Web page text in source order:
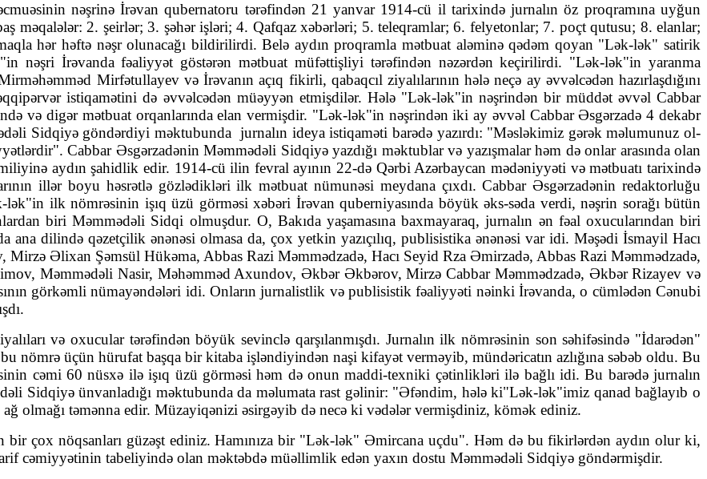
nəşrinə İrəvan quber­na­toru tərəfindən 21 yanvar 1914-cü il tarixində jurnalın öz proqramına uyğun
məqalələr: 2. şeirlər; 3. şəhər işləri; 4. Qafqaz xəbər­ləri; 5. teleqramlar; 6. felyetonlar; 7. poçt qutusu; 8. elanlar;
hər həftə nəşr olunacağı bildirilirdi. Belə aydın proqramla mətbuat aləminə qədəm qoyan "Lək-lək" satirik
nəşri İrəvanda fəaliyyət göstərən mətbuat müfəttişliyi tərəfindən nəzərdən keçirilirdi. "Lək-lək"in yaranma
Mirfətulla­yev və İrəvanın açıq fikirli, qabaqcıl ziyalılarının hələ neçə ay əvvəlcədən hazırlaşdığını
istiqamətini də əvvəlcədən müəyyən etmişdilər. Hələ "Lək-lək"in nəşrindən bir müd­dət əvvəl Cabbar
və digər mət­buat orqanlarında elan vermişdir. "Lək-lək"in nəşrindən iki ay əvvəl Cabbar Əsgərzadə 4 dekabr
Sidqiyə gön­dər­diyi məktubunda jurnalın ideya istiqaməti barədə yazırdı: "Məsləkimiz gərək məlu­mu­­nuz ol­
Cabbar Əs­gər­zadə­nin Məmmədəli Sidqiyə yaz­dığı mək­tub­lar və yazışmalar həm də onlar arasında olan
aydın şahidlik edir. 1914-cü ilin fevral ayının 22-də Qərbi Azərbaycan mədəniyyəti və mətbuatı tarixində
illər boyu həsrətlə gözlədikləri ilk mətbuat nü­munəsi meydana çıxdı. Cabbar Əsgərzadənin redaktorluğu
ilk nömrəsinin işıq üzü görməsi xəbəri İrəvan quber­niyasında böyük əks-səda verdi, nəşrin sorağı bütün
biri Məmmədəli Sidqi olmuşdur. O, Bakıda yaşamasına baxma­yaraq, jurnalın ən fəal oxucularından biri
dilində qəzetçilik ənənəsi ol­masa da, çox yetkin yazıçılıq, publi­sis­tika ənə­nəsi var idi. Məşədi İsmayil Hacı
Əlixan Şəmsül Hükəma, Ab­bas Razi Məm­mədza­də, Hacı Seyid Rza Əmir­zadə, Abbas Razi Məmmədzadə,
Məm­mədəli Nasir, Məhəmməd Axun­dov, Ək­bər Əkbə­rov, Mirzə Cabbar Məm­məd­zadə, Əkbər Rizayev və
gör­­kəmli nüma­yəndələri idi. Onların jurna­listlik və publi­sis­tik fəaliy­yəti nəinki İrəvanda, o cüm­lədən Cənubi
və oxucular tərəfindən böyük sevinclə qarşılanmışdı. Jurnalın ilk nömrəsinin son səhifəsində "İdarədən"
nömrə üçün hürufat başqa bir kitaba işlən­diyindən naşi kifayət verməyib, mündəricatın azlığına səbəb oldu. Bu
cəmi 60 nüsxə ilə işıq üzü görməsi həm də onun maddi-texniki çətinlikləri ilə bağlı idi. Bu barədə jurnalın
Sidqiyə ünvanladığı məktubunda da məlumata rast gəlinir: "Əfən­dim, hələ ki"Lək-lək"imiz qanad bağlayıb o
ağ olmağı təmənna edir. Müzayiqənizi əsirgəyib də necə ki vədələr ver­miş­diniz, kömək ediniz.
çox nöqsanları güzəşt ediniz. Hamınıza bir "Lək-lək" Əmircana uçdu". Həm də bu fikirlərdən aydın olur ki,
cəmiyyətinin tabeliyində olan mək­təbdə müəllimlik edən yaxın dostu Məmmədəli Sidqiyə göndərmişdir.